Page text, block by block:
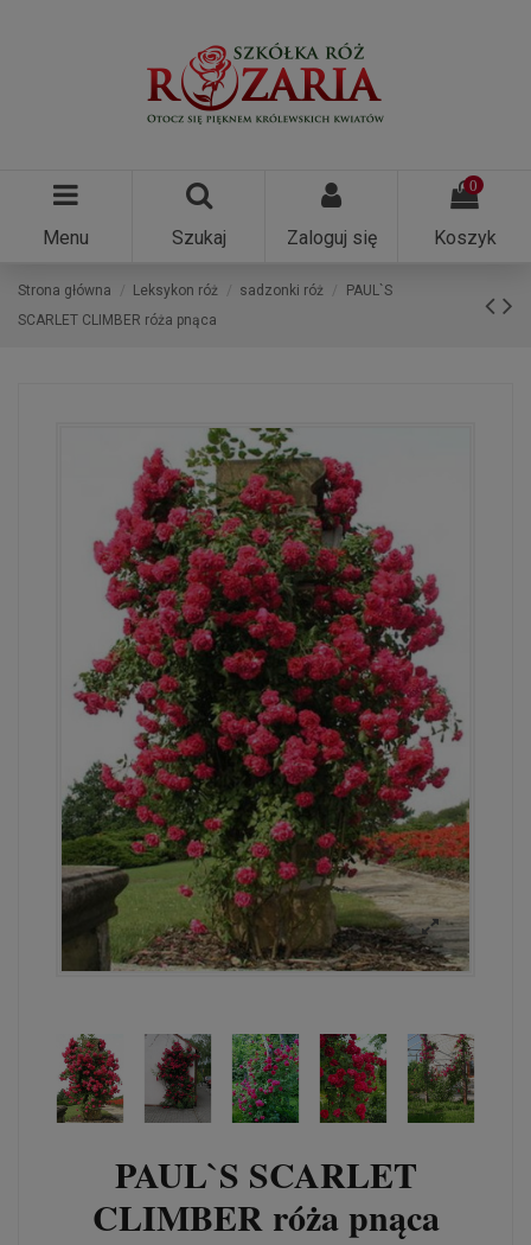
Menu Szukaj Zaloguj się
0
Koszyk
Strona główna Leksykon róż sadzonki róż
PAUL`S
SCARLET CLIMBER róża pnąca
PAUL`S SCARLET
CLIMBER róża pnąca